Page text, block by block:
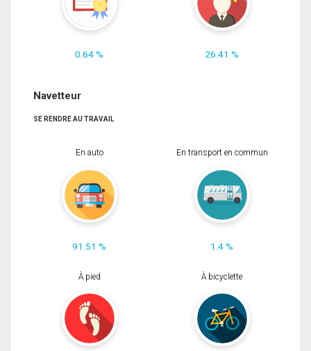
0.64 % 26.41 %
Navetteur
SE RENDRE AU TRAVAIL
En auto
91.51 %
En transport en commun
1.4 %
À pied À bicyclette